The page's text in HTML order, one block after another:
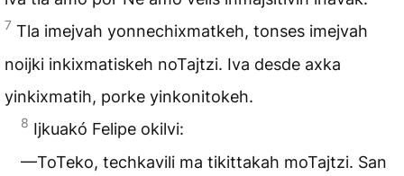
7 Tla imejvah yonnechixmatkeh, tonses imejvah
noijki inkixmatiskeh noTajtzi. Iva desde axka
yinkixmatih, porke yinkonitokeh.
8 Ijkuakó Felipe okilvi:
—ToTeko, techkavili ma tikittakah moTajtzi. San